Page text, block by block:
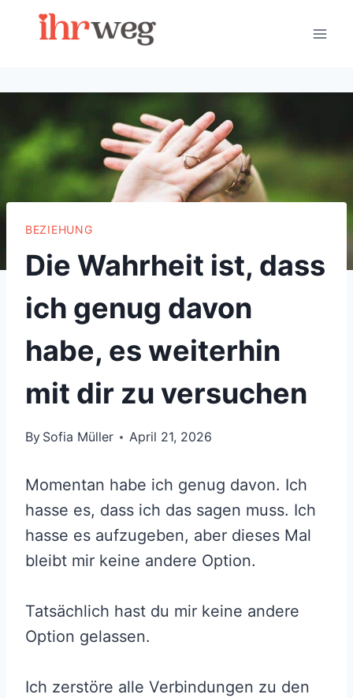
BEZIEHUNG
Die Wahrheit ist, dass
ich genug davon
habe, es weiterhin
mit dir zu versuchen
By Sofia Müller April 21, 2026
Momentan habe ich genug davon. Ich
hasse es, dass ich das sagen muss. Ich
hasse es aufzugeben, aber dieses Mal
bleibt mir keine andere Option.
Tatsächlich hast du mir keine andere
Option gelassen.
Ich zerstöre alle Verbindungen zu den